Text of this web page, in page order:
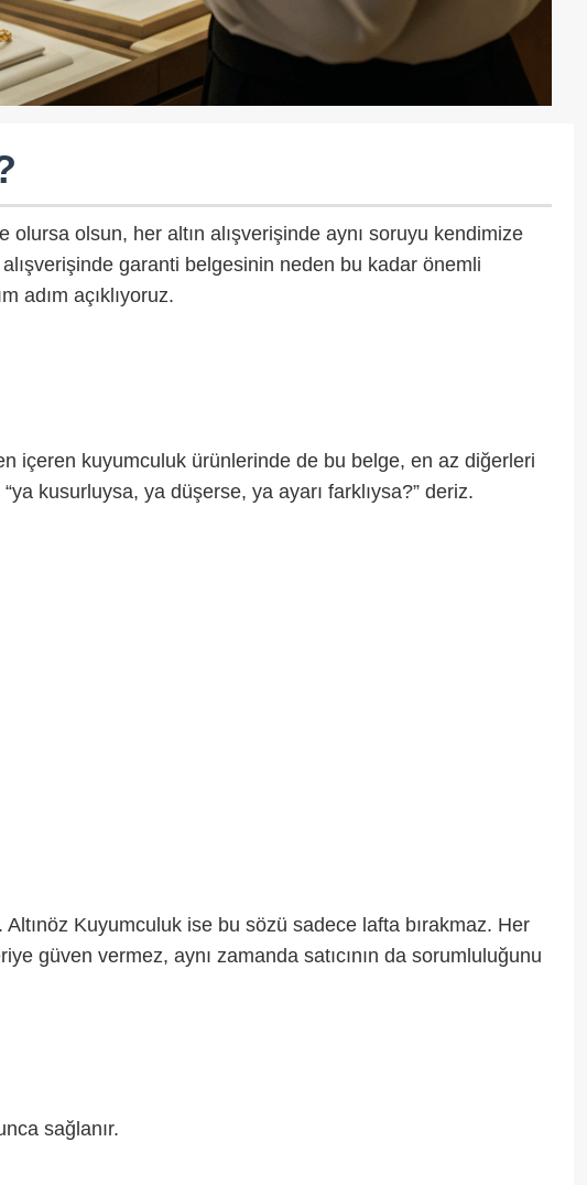
olsun, her altın alışverişinde aynı soruyu kendimize
garanti belgesinin neden bu kadar önemli
adım açıklıyoruz.
içeren kuyumculuk ürünlerinde de bu belge, en az diğerleri
kusurluysa, ya düşerse, ya ayarı farklıysa?” deriz.
Altınöz Kuyumculuk ise bu sözü sadece lafta bırakmaz. Her
güven vermez, aynı zamanda satıcının da sorumluluğunu
sağlanır.